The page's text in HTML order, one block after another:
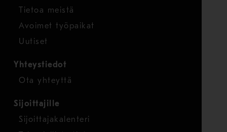
Tietoa meistä
Avoimet työpaikat
Uutiset
Yhteystiedot
Ota yhteyttä
Sijoittajille
Sijoittajakalenteri